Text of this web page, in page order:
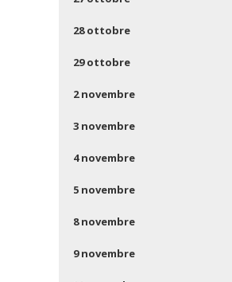
28 ottobre
29 ottobre
2 novembre
3 novembre
4 novembre
5 novembre
8 novembre
9 novembre